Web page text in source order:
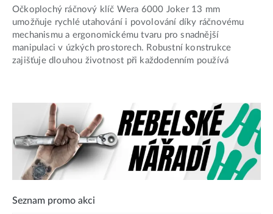
Očkoplochý ráčnový klíč Wera 6000 Joker 13 mm
umožňuje rychlé utahování i povolování díky ráčnovému
mechanismu a ergonomickému tvaru pro snadnější
manipulaci v úzkých prostorech. Robustní konstrukce
zajišťuje dlouhou životnost při každodenním používá
Seznam promo akci